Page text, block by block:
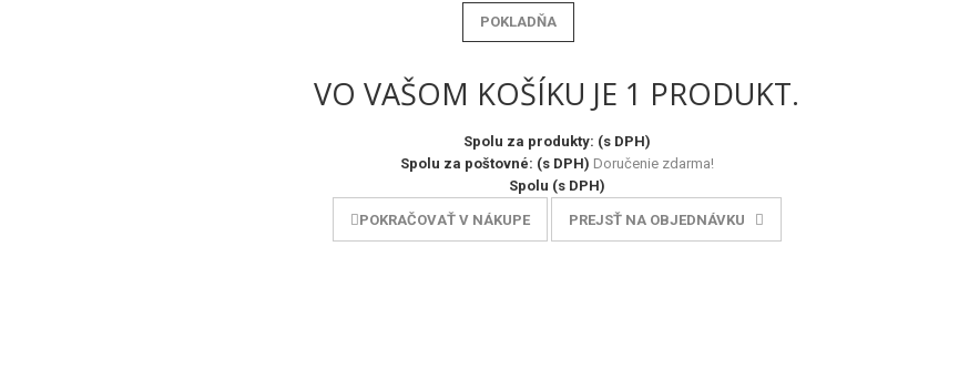
POKLADŇA
VO VAŠOM KOŠÍKU JE 1 PRODUKT.
Spolu za produkty: (s DPH)
Spolu za poštovné: (s DPH) Doručenie zdarma!
Spolu (s DPH)
POKRAČOVAŤ V NÁKUPE PREJSŤ NA OBJEDNÁVKU